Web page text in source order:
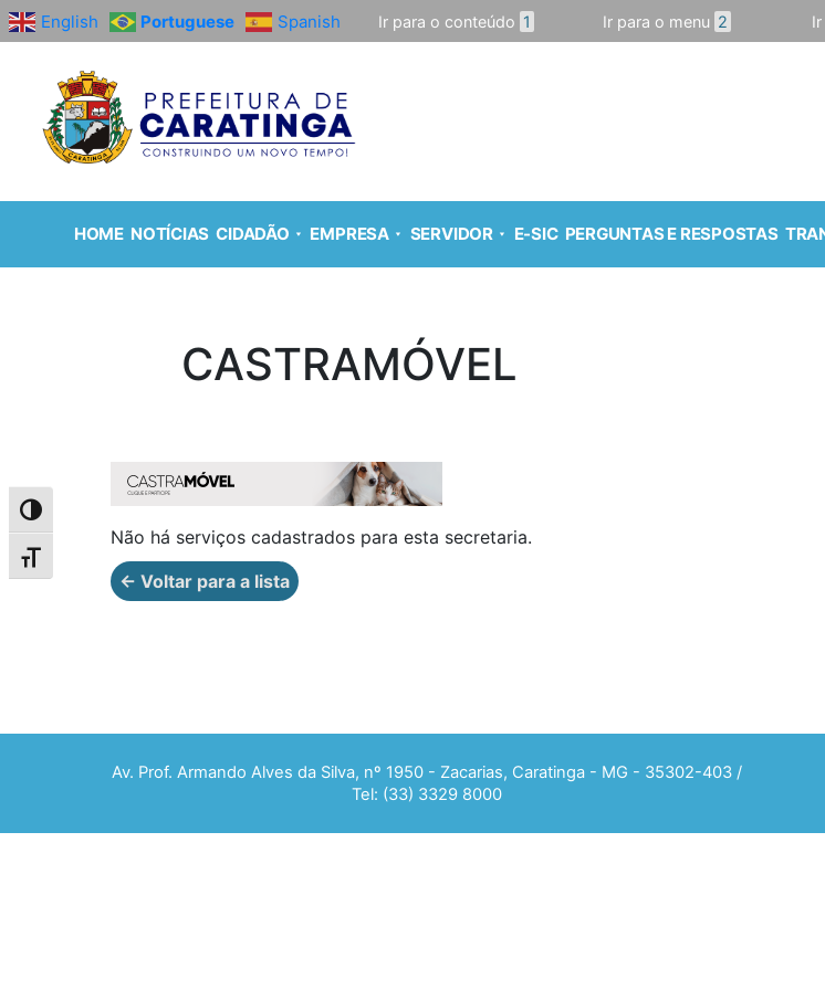
Alternar alto contraste
Alternar tamanho da fonte
English Portuguese Spanish Ir para o conteúdo 1 Ir para o menu 2
HOME NOTÍCIAS CIDADÃO EMPRESA SERVIDOR E-SIC PERGUNTAS E RESPOSTAS
CASTRAMÓVEL
Não há serviços cadastrados para esta secretaria.
← Voltar para a lista
Av. Prof. Armando Alves da Silva, nº 1950 - Zacarias, Caratinga - MG - 35302-403 /
Tel: (33) 3329 8000